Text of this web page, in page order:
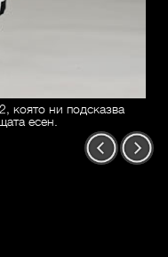
която ни подсказва
есен.